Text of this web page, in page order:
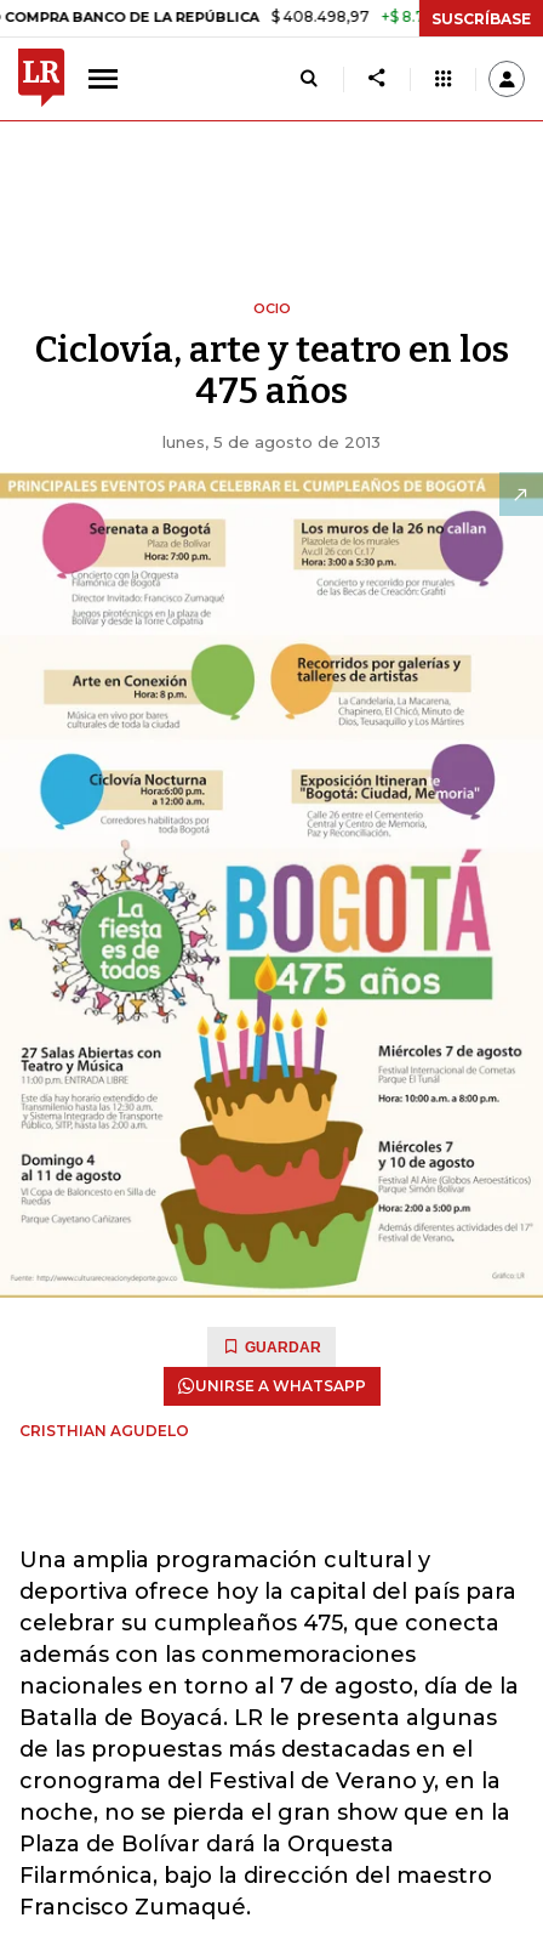
DE LA REPÚBLICA $ 408.498,97 +$ 8.753,81 +2,19% TASA
SUSCRÍBASE
OCIO
Ciclovía, arte y teatro en los
475 años
lunes, 5 de agosto de 2013
GUARDAR
UNIRSE A WHATSAPP
CRISTHIAN AGUDELO
Una amplia programación cultural y
deportiva ofrece hoy la capital del país para
celebrar su cumpleaños 475, que conecta
además con las conmemoraciones
nacionales en torno al 7 de agosto, día de la
Batalla de Boyacá. LR le presenta algunas
de las propuestas más destacadas en el
cronograma del Festival de Verano y, en la
noche, no se pierda el gran show que en la
Plaza de Bolívar dará la Orquesta
Filarmónica, bajo la dirección del maestro
Francisco Zumaqué.